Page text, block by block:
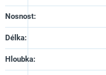
Nosnost:
Délka:
Hloubka: